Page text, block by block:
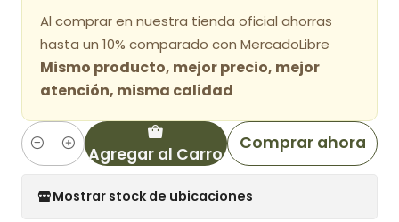
Al comprar en nuestra tienda oficial ahorras
hasta un 10% comparado con MercadoLibre
Mismo producto, mejor precio, mejor
atención, misma calidad
Cantidad Agregar al Carro
Comprar ahora
Mostrar stock de ubicaciones